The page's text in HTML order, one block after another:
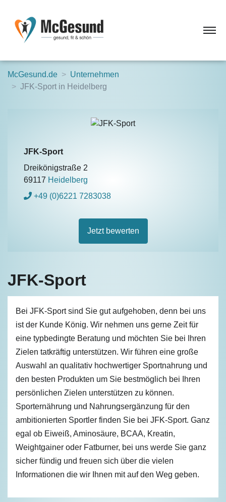
McGesund.de
Unternehmen
JFK-Sport in Heidelberg
JFK-Sport
Bei JFK-Sport sind Sie gut aufgehoben, denn bei uns
ist der Kunde König. Wir nehmen uns gerne Zeit für
eine typbedingte Beratung und möchten Sie bei Ihren
Zielen tatkräftig unterstützen. Wir führen eine große
Auswahl an qualitativ hochwertiger Sportnahrung und
den besten Produkten um Sie bestmöglich bei Ihren
persönlichen Zielen unterstützen zu können.
Sporternährung und Nahrungsergänzung für den
ambitionierten Sportler finden Sie bei JFK-Sport. Ganz
egal ob Eiweiß, Aminosäure, BCAA, Kreatin,
Weightgainer oder Fatburner, bei uns werde Sie ganz
sicher fündig und freuen sich über die vielen
Informationen die wir Ihnen mit auf den Weg geben.
JFK-Sport
Dreikönigstraße 2
69117 Heidelberg
+49 (0)6221 7283038
Jetzt bewerten